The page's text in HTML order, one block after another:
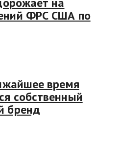
ФРС США по
время
собственный
бренд